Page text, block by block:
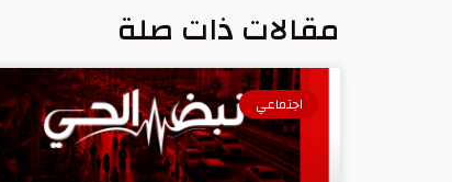
مقالات ذات صلة
اجتماعي